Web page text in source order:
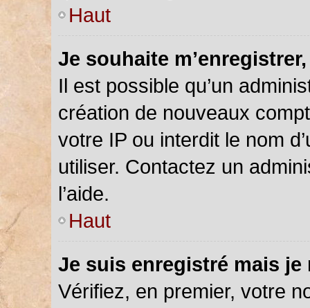
Haut
Je souhaite
Il est possible qu’un
création de nouveaux
votre IP ou interdit le nom
utiliser. Contactez un
l’aide.
Haut
Je suis enregistré mais
Vérifiez, en premier, votre